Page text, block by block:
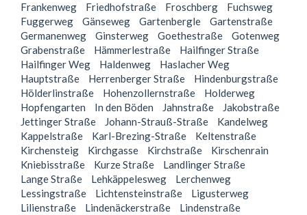
Frankenweg
Friedhofstraße Froschberg
Fuchsweg
Fuggerweg
Gänseweg Gartenbergle
Gartenstraße
Germanenweg
Ginsterweg Goethestraße
Gotenweg
Grabenstraße
Hämmerlestraße
Hailfinger Straße
Hailfinger Weg
Haldenweg
Haslacher Weg
Hauptstraße
Herrenberger Straße
Hindenburgstraße
Hölderlinstraße
Hohenzollernstraße
Holderweg
Hopfengarten
In den Böden Jahnstraße
Jakobstraße
Jettinger Straße
Johann-Strauß-Straße
Kandelweg
Kappelstraße
Karl-Brezing-Straße
Keltenstraße
Kirchensteig
Kirchgasse Kirchstraße
Kirschenrain
Kniebisstraße
Kurze Straße
Landlinger Straße
Lange Straße
Lehkäppelesweg
Lerchenweg
Lessingstraße
Lichtensteinstraße
Ligusterweg
Lilienstraße
Lindenäckerstraße
Lindenstraße